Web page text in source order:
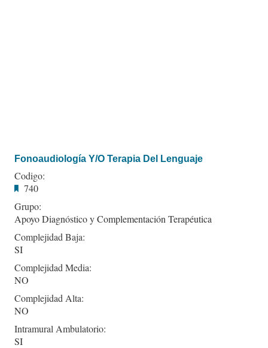
Fonoaudiología Y/O Terapia Del Lenguaje
Codigo:
740
Grupo:
Apoyo Diagnóstico y Complementación Terapéutica
Complejidad Baja:
SI
Complejidad Media:
NO
Complejidad Alta:
NO
Intramural Ambulatorio:
SI